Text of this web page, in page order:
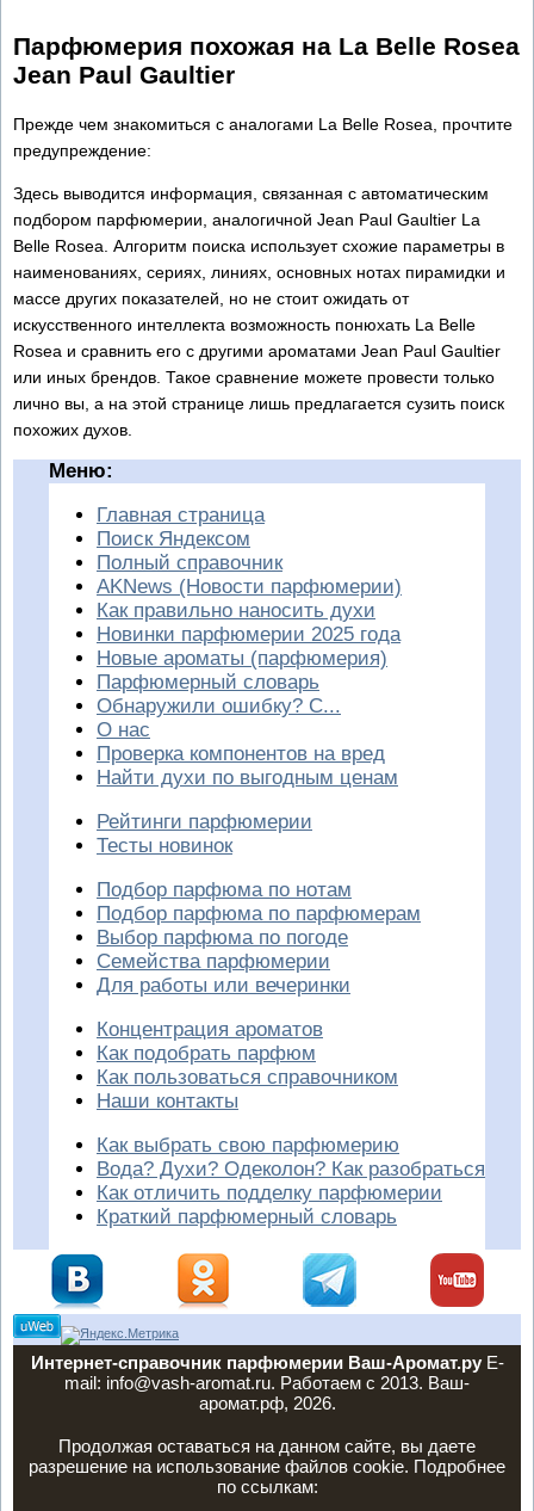
Парфюмерия похожая на La Belle Rosea
Jean Paul Gaultier
Прежде чем знакомиться с аналогами La Belle Rosea, прочтите
предупреждение:
Здесь выводится информация, связанная с автоматическим
подбором парфюмерии, аналогичной Jean Paul Gaultier La
Belle Rosea. Алгоритм поиска использует схожие параметры в
наименованиях, сериях, линиях, основных нотах пирамидки и
массе других показателей, но не стоит ожидать от
искусственного интеллекта возможность понюхать La Belle
Rosea и сравнить его с другими ароматами Jean Paul Gaultier
или иных брендов. Такое сравнение можете провести только
лично вы, а на этой странице лишь предлагается сузить поиск
похожих духов.
Меню:
Главная страница
Поиск Яндексом
Полный справочник
AKNews (Новости парфюмерии)
Как правильно наносить духи
Новинки парфюмерии 2025 года
Новые ароматы (парфюмерия)
Парфюмерный словарь
Обнаружили ошибку? С...
О нас
Проверка компонентов на вред
Найти духи по выгодным ценам
Рейтинги парфюмерии
Тесты новинок
Подбор парфюма по нотам
Подбор парфюма по парфюмерам
Выбор парфюма по погоде
Семейства парфюмерии
Для работы или вечеринки
Концентрация ароматов
Как подобрать парфюм
Как пользоваться справочником
Наши контакты
Как выбрать свою парфюмерию
Вода? Духи? Одеколон? Как разобраться
Как отличить подделку парфюмерии
Краткий парфюмерный словарь
Интернет-справочник парфюмерии Ваш-Аромат.руE-
mail: info@vash-aromat.ru. Работаем с 2013. Ваш-
аромат.рф, 2026.
Продолжая оставаться на данном сайте, вы даете
разрешение на использование файлов cookie. Подробнее
по ссылкам: